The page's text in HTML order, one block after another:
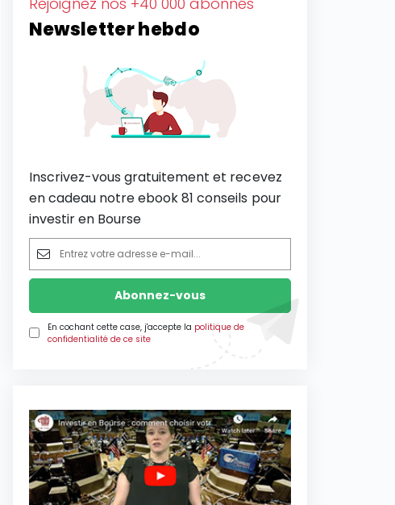
Newsletter hebdo
Inscrivez-vous gratuitement et recevez
en cadeau notre ebook 81 conseils pour
investir en Bourse
En cochant cette case, j'accepte la politique de
confidentialité de ce site